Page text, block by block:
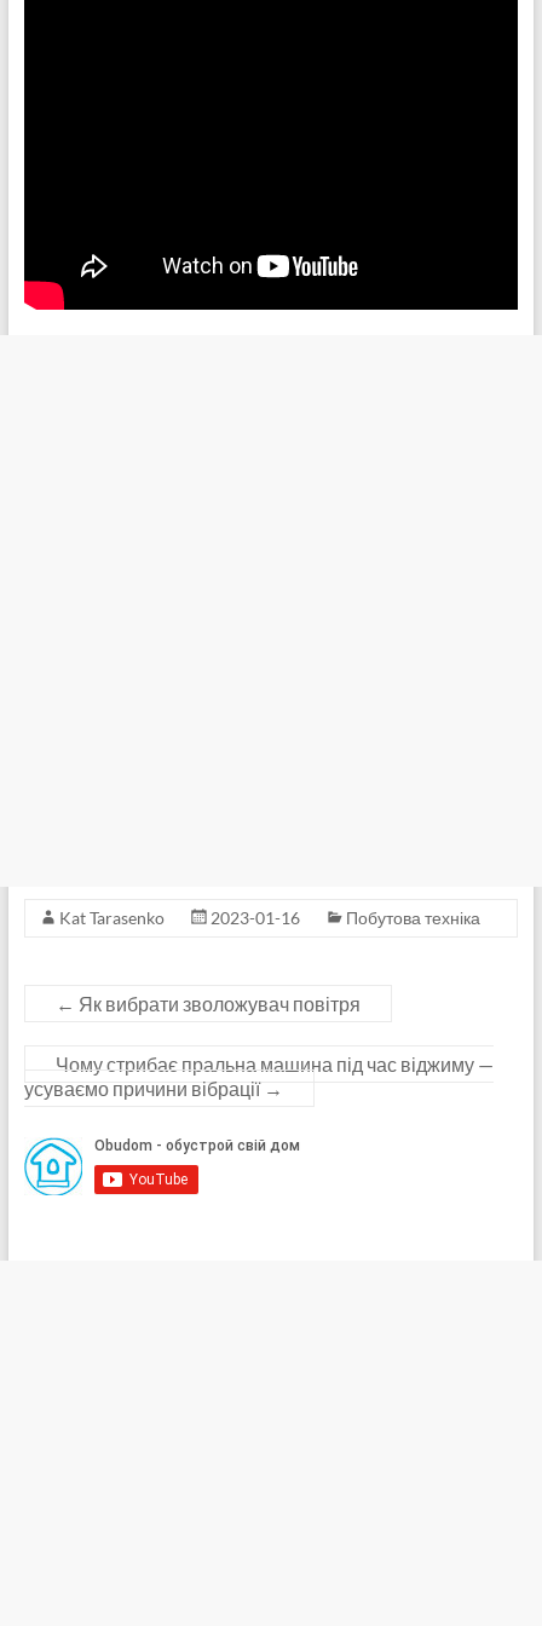
Kat Tarasenko 2023-01-16 Побутова техніка
← Як вибрати зволожувач повітря
Чому стрибає пральна машина під час віджиму —
усуваємо причини вібрації →